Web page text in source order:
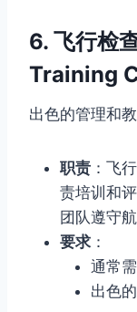
6. 飞行检
Training
出色的管理和教
职责 ：飞
责培训和
团队遵守
要求 ：
通常
出色